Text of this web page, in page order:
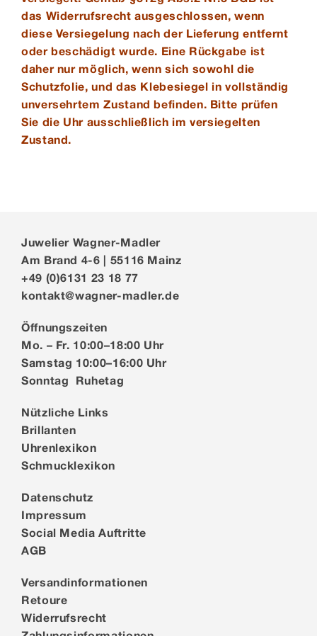
das Widerrufsrecht ausgeschlossen, wenn
diese Versiegelung nach der Lieferung entfernt
oder beschädigt wurde. Eine Rückgabe ist
daher nur möglich, wenn sich sowohl die
Schutzfolie, und das Klebesiegel in vollständig
unversehrtem Zustand befinden. Bitte prüfen
Sie die Uhr ausschließlich im versiegelten
Zustand.
Juwelier Wagner-Madler
Am Brand 4-6 | 55116 Mainz
+49 (0)6131 23 18 77
kontakt@wagner-madler.de
Öffnungszeiten
Mo. – Fr. 10:00–18:00 Uhr
Samstag 10:00–16:00 Uhr
Sonntag Ruhetag
Nützliche Links
Brillanten
Uhrenlexikon
Schmucklexikon
Datenschutz
Impressum
Social Media Auftritte
AGB
Versandinformationen
Retoure
Widerrufsrecht